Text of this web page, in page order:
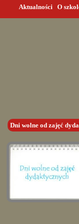
Aktualności O
Dni wolne od zajęć